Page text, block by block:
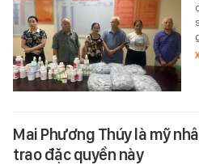
Mai Phương Thúy là mỹ
trao đặc quyền này